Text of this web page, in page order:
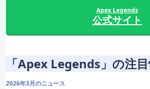
Apex Legends
公式サイト
「Apex Legends」の注
2026年3月のニュース